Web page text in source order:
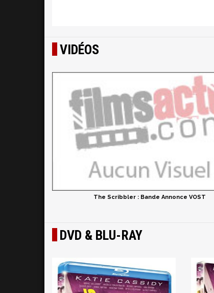
VIDÉOS
The Scribbler : Bande Annonce VOST
DVD & BLU-RAY